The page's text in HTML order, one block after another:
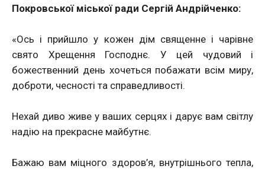
Покровської міської ради Сергій Андрійченко:
«Ось і прийшло у кожен дім священне і чарівне
свято Хрещення Господнє. У цей чудовий і
божественний день хочеться побажати всім миру,
доброти, чесності та справедливості.
Нехай диво живе у ваших серцях і дарує вам світлу
надію на прекрасне майбутнє.
Бажаю вам міцного здоров’я, внутрішнього тепла,